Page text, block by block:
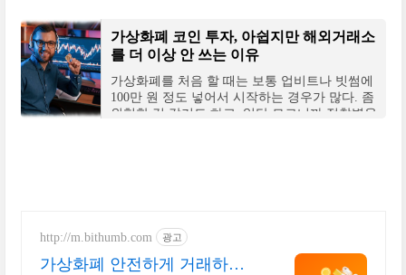
가상화폐 코인 투자, 아쉽지만 해외거래소
를 더 이상 안 쓰는 이유
가상화폐를 처음 할 때는 보통 업비트나 빗썸에
100만 원 정도 넣어서 시작하는 경우가 많다. 좀
위험한 것 같기도 하고, 일단 모르니까 정찰병을
http://m.bithumb.com 광고
가상화폐 안전하게 거래하는